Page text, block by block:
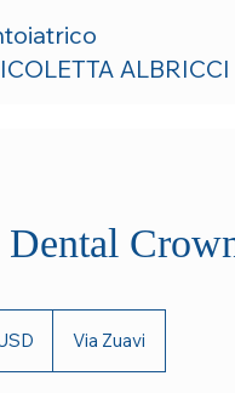
ALBRICCI
Dental
Via Zuavi